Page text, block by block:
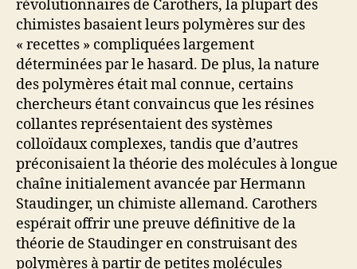
révolutionnaires de Carothers, la plupart des
chimistes basaient leurs polymères sur des
« recettes » compliquées largement
déterminées par le hasard. De plus, la nature
des polymères était mal connue, certains
chercheurs étant convaincus que les résines
collantes représentaient des systèmes
colloïdaux complexes, tandis que d’autres
préconisaient la théorie des molécules à longue
chaîne initialement avancée par Hermann
Staudinger, un chimiste allemand. Carothers
espérait offrir une preuve définitive de la
théorie de Staudinger en construisant des
polymères à partir de petites molécules